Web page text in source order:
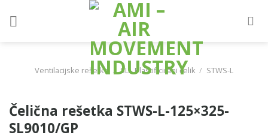
Ventilacijske rešetke / SL - Plastificirani čelik / STWS-L
Čelična rešetka STWS-L-125×325-
SL9010/GP